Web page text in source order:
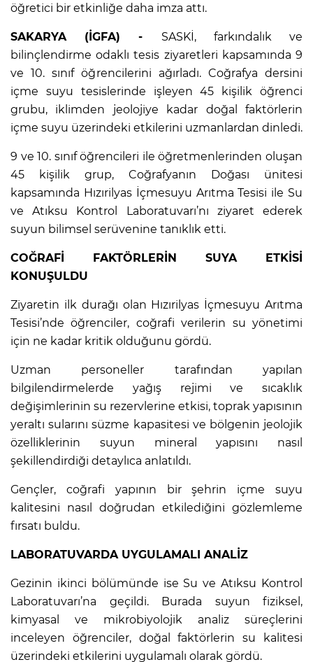
öğretici bir etkinliğe daha imza attı.
SAKARYA (İGFA) - SASKİ, farkındalık ve
bilinçlendirme odaklı tesis ziyaretleri kapsamında 9
ve 10. sınıf öğrencilerini ağırladı. Coğrafya dersini
içme suyu tesislerinde işleyen 45 kişilik öğrenci
grubu, iklimden jeolojiye kadar doğal faktörlerin
içme suyu üzerindeki etkilerini uzmanlardan dinledi.
9 ve 10. sınıf öğrencileri ile öğretmenlerinden oluşan
45 kişilik grup, Coğrafyanın Doğası ünitesi
kapsamında Hızırilyas İçmesuyu Arıtma Tesisi ile Su
ve Atıksu Kontrol Laboratuvarı’nı ziyaret ederek
suyun bilimsel serüvenine tanıklık etti.
COĞRAFİ FAKTÖRLERİN SUYA ETKİSİ
KONUŞULDU
Ziyaretin ilk durağı olan Hızırilyas İçmesuyu Arıtma
Tesisi’nde öğrenciler, coğrafi verilerin su yönetimi
için ne kadar kritik olduğunu gördü.
Uzman personeller tarafından yapılan
bilgilendirmelerde yağış rejimi ve sıcaklık
değişimlerinin su rezervlerine etkisi, toprak yapısının
yeraltı sularını süzme kapasitesi ve bölgenin jeolojik
özelliklerinin suyun mineral yapısını nasıl
şekillendirdiği detaylıca anlatıldı.
Gençler, coğrafi yapının bir şehrin içme suyu
kalitesini nasıl doğrudan etkilediğini gözlemleme
fırsatı buldu.
LABORATUVARDA UYGULAMALI ANALİZ
Gezinin ikinci bölümünde ise Su ve Atıksu Kontrol
Laboratuvarı’na geçildi. Burada suyun fiziksel,
kimyasal ve mikrobiyolojik analiz süreçlerini
inceleyen öğrenciler, doğal faktörlerin su kalitesi
üzerindeki etkilerini uygulamalı olarak gördü.